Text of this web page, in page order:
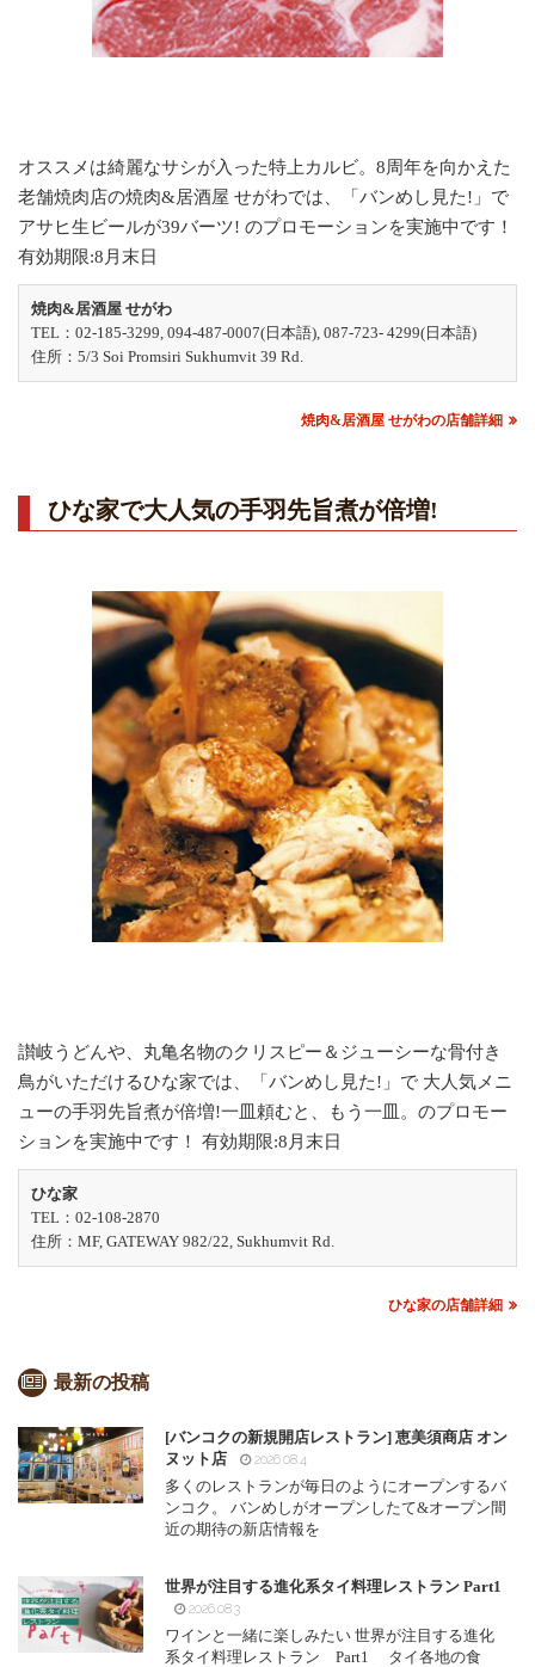
オススメは綺麗なサシが入った特上カルビ。8周年を向かえた
老舗焼肉店の焼肉&居酒屋 せがわでは、「バンめし見た!」で
アサヒ生ビールが39バーツ! のプロモーションを実施中です！
有効期限:8月末日
焼肉&居酒屋 せがわ
TEL：02-185-3299, 094-487-0007(日本語), 087-723- 4299(日本語)
住所：5/3 Soi Promsiri Sukhumvit 39 Rd.
焼肉&居酒屋 せがわの店舗詳細
ひな家で大人気の手羽先旨煮が倍増!
讃岐うどんや、丸亀名物のクリスピー＆ジューシーな骨付き
鳥がいただけるひな家では、「バンめし見た!」で 大人気メニ
ューの手羽先旨煮が倍増!一皿頼むと、もう一皿。のプロモー
ションを実施中です！ 有効期限:8月末日
ひな家
TEL：02-108-2870
住所：MF, GATEWAY 982/22, Sukhumvit Rd.
ひな家の店舗詳細
最新の投稿
[バンコクの新規開店レストラン] 恵美須商店 オン
ヌット店
2026.08.4
多くのレストランが毎日のようにオープンするバ
ンコク。 バンめしがオープンしたて&オープン間
近の期待の新店情報を
世界が注目する進化系タイ料理レストラン Part1
2026.08.3
ワインと一緒に楽しみたい 世界が注目する進化
系タイ料理レストラン Part1 タイ各地の食